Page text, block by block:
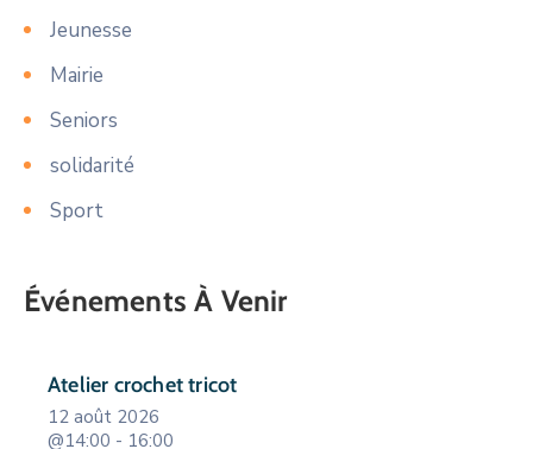
Jeunesse
Mairie
Seniors
solidarité
Sport
Événements À Venir
Atelier crochet tricot
12 août 2026
@14:00 - 16:00